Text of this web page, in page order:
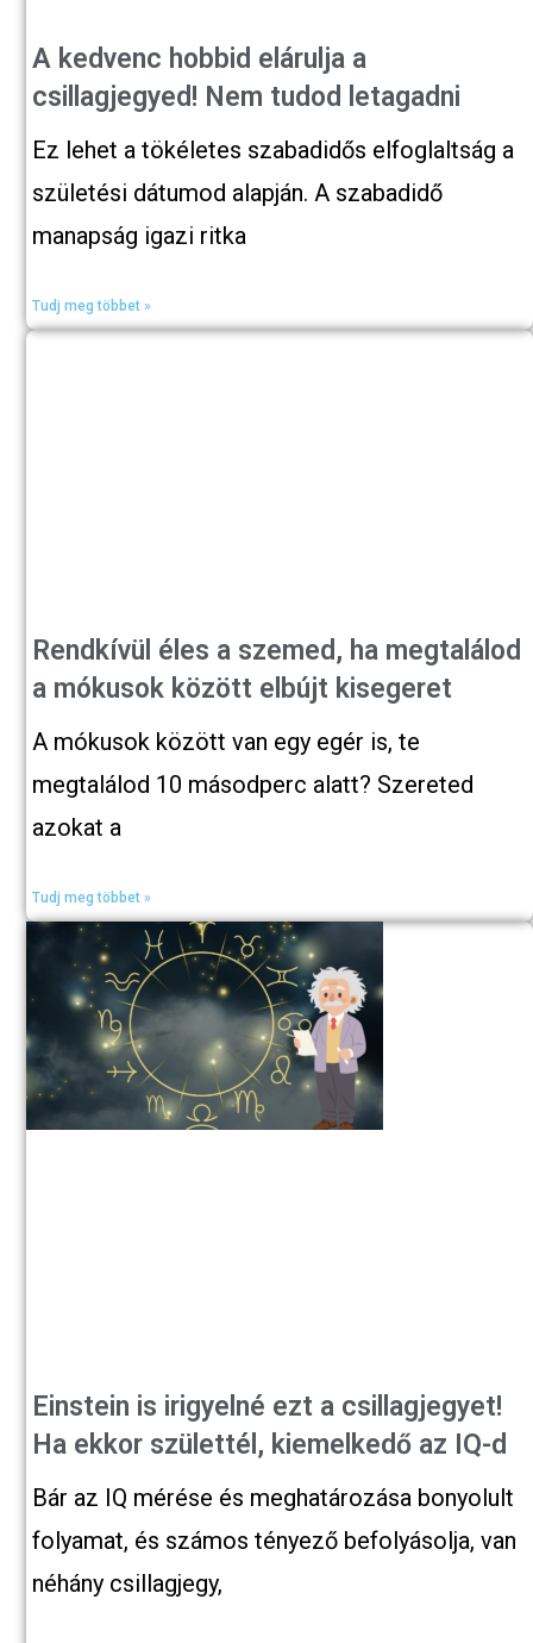
A kedvenc hobbid elárulja a
csillagjegyed! Nem tudod letagadni
Ez lehet a tökéletes szabadidős elfoglaltság a
születési dátumod alapján. A szabadidő
manapság igazi ritka
Tudj meg többet »
Rendkívül éles a szemed, ha megtalálod
a mókusok között elbújt kisegeret
A mókusok között van egy egér is, te
megtalálod 10 másodperc alatt? Szereted
azokat a
Tudj meg többet »
Einstein is irigyelné ezt a csillagjegyet!
Ha ekkor születtél, kiemelkedő az IQ-d
Bár az IQ mérése és meghatározása bonyolult
folyamat, és számos tényező befolyásolja, van
néhány csillagjegy,